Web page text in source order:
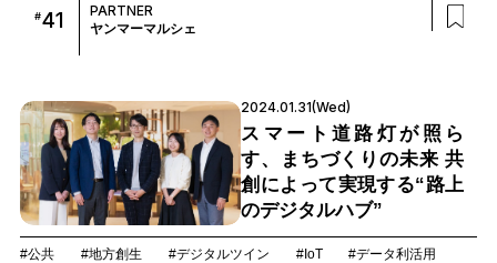
#41 PARTNER
ヤンマーマルシェ
2024.01.31(Wed)
スマート道路灯が照ら
す、まちづくりの未来 共
創によって実現する“路上
のデジタルハブ”
#公共 #地方創生 #デジタルツイン #IoT
#データ利活用